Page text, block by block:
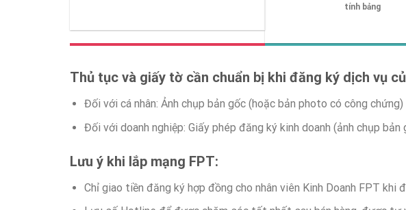
tính bảng
Thủ tục và giấy tờ cần chuẩn bị khi đăng ký dịch vụ
Đối với cá nhân: Ảnh chụp bản gốc (hoặc bản photo có công
Đối với doanh nghiệp: Giấy phép đăng ký kinh doanh (ảnh chụp
Lưu ý khi lắp mạng FPT:
Chỉ giao tiền đăng ký hợp đồng cho nhân viên Kinh Doanh FPT